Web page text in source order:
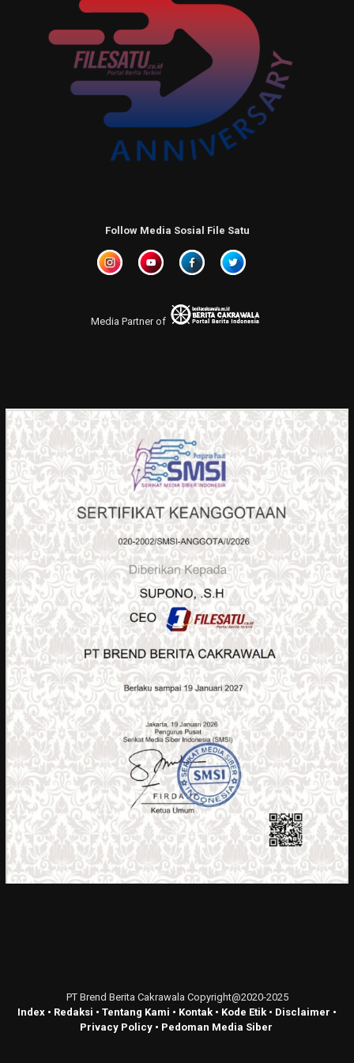
Follow Media Sosial File Satu
Media Partner of
PT Brend Berita Cakrawala Copyright@2020-2025
Index • Redaksi • Tentang Kami • Kontak • Kode Etik • Disclaimer •
Privacy Policy• Pedoman Media Siber